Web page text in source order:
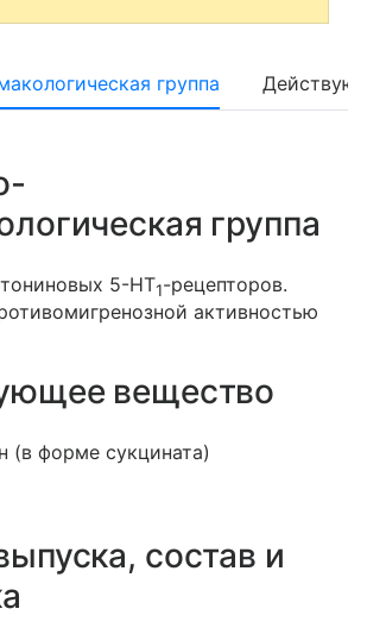
группа
группа
5-HT1-рецепторов.
активностью
вещество
(в форме сукцината)
состав и